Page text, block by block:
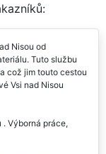
Nisou od
Tuto službu
což jim touto cestou
Vsi nad Nisou
Výborná práce,